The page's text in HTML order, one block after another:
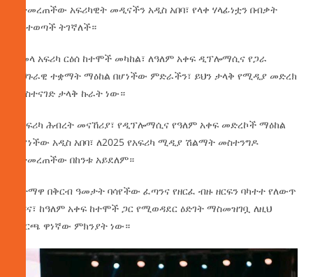
የተመረጠችው አፍሪካዊት መዲናችን አዲስ አበባ፣ የላቀ ሃላፊነቷን በብቃት
እየተወጣች ትገኛለች።
በመላ አፍሪካ ርዕሰ ከተሞች መካከል፣ ለዓለም አቀፍ ዲፕሎማሲና የጋራ
አህጉራዊ ተቋማት ማዕከል በሆነችው ምድራችን፣ ይህን ታላቅ የሚዲያ መድረክ
ማስተናገድ ታላቅ ኩራት ነው።
የአፍሪካ ሕብረት መናኸሪያ፣ የዲፕሎማሲና የዓለም አቀፍ መድረኮች ማዕከል
የሆነችው አዲስ አበባ፣ ለ2025 የአፍሪካ ሚዲያ ሽልማት መስተንግዶ
የተመረጠችው በከንቱ አይደለም።
ከተማዋ በቅርብ ዓመታት ባሳየችው ፈጣንና የዘርፈ ብዙ ዘርፍን ባካተተ የለውጥ
ጎዳና፣ ከዓለም አቀፍ ከተሞች ጋር የሚወዳደር ዕድገት ማስመዝገቧ ለዚህ
ምርጫ ዋነኛው ምክንያት ነው።